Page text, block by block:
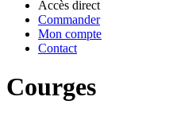
Accès direct
Commander
Mon compte
Contact
Courges